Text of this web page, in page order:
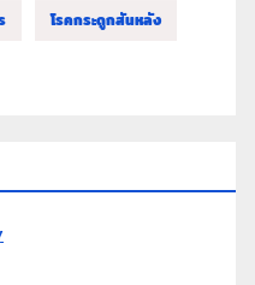
โรคกระดูกสันหลัง